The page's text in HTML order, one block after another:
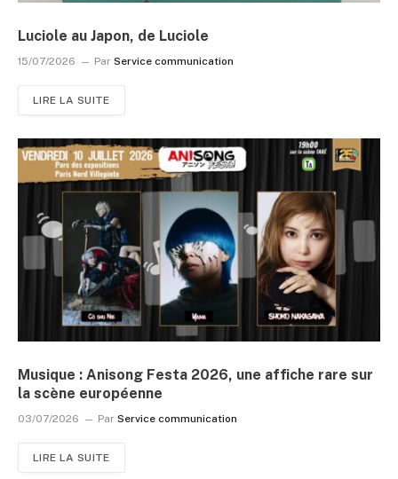
Luciole au Japon, de Luciole
15/07/2026 Par Service communication
LIRE LA SUITE
Musique : Anisong Festa 2026, une affiche rare sur
la scène européenne
03/07/2026 Par Service communication
LIRE LA SUITE